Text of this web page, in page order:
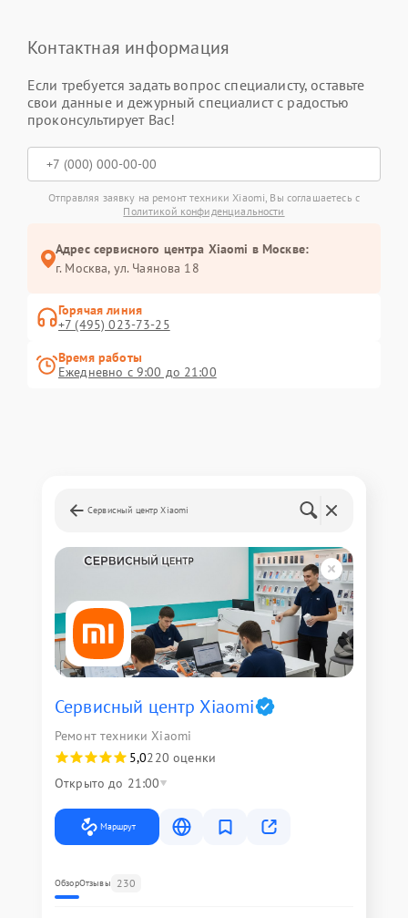
Контактная информация
Если требуется задать вопрос специалисту, оставьте
свои данные и дежурный специалист с радостью
проконсультирует Вас!
Отправляя заявку на ремонт техники Xiaomi, Вы соглашаетесь с
Политикой конфиденциальности
Адрес сервисного центра Xiaomi в Москве:
г. Москва, ул. Чаянова 18
Горячая линия
+7 (495) 023-73-25
Время работы
Ежедневно с 9:00 до 21:00
Сервисный центр Xiaomi
Сервисный центр Xiaomi
Ремонт техники Xiaomi
5,0220 оценки
Открыто до 21:00
Маршрут
ОбзорОтзывы 230